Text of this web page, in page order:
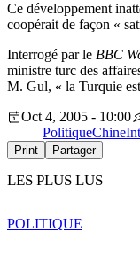
Ce développement
coopérait de façon «
Interrogé par le BBC
ministre turc des
M. Gul, « la Turquie
Oct 4, 2005 - 10:00
PolitiqueChine
Print Partager
LES PLUS LUS
POLITIQUE